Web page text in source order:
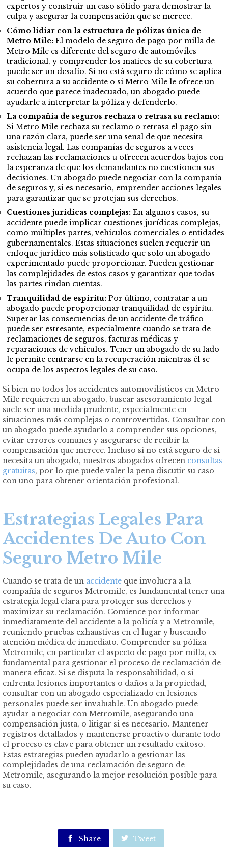
expertos y construir un caso sólido para demostrar la
culpa y asegurar la compensación que se merece.
Cómo lidiar con la estructura de pólizas única de
Metro Mile: El modelo de seguro de pago por milla de
Metro Mile es diferente del seguro de automóviles
tradicional, y comprender los matices de su cobertura
puede ser un desafío. Si no está seguro de cómo se aplica
su cobertura a su accidente o si Metro Mile le ofrece un
acuerdo que parece inadecuado, un abogado puede
ayudarle a interpretar la póliza y defenderlo.
La compañía de seguros rechaza o retrasa su reclamo:
Si Metro Mile rechaza su reclamo o retrasa el pago sin
una razón clara, puede ser una señal de que necesita
asistencia legal. Las compañías de seguros a veces
rechazan las reclamaciones u ofrecen acuerdos bajos con
la esperanza de que los demandantes no cuestionen sus
decisiones. Un abogado puede negociar con la compañía
de seguros y, si es necesario, emprender acciones legales
para garantizar que se protejan sus derechos.
Cuestiones jurídicas complejas: En algunos casos, su
accidente puede implicar cuestiones jurídicas complejas,
como múltiples partes, vehículos comerciales o entidades
gubernamentales. Estas situaciones suelen requerir un
enfoque jurídico más sofisticado que solo un abogado
experimentado puede proporcionar. Pueden gestionar
las complejidades de estos casos y garantizar que todas
las partes rindan cuentas.
Tranquilidad de espíritu: Por último, contratar a un
abogado puede proporcionar tranquilidad de espíritu.
Superar las consecuencias de un accidente de tráfico
puede ser estresante, especialmente cuando se trata de
reclamaciones de seguros, facturas médicas y
reparaciones de vehículos. Tener un abogado de su lado
le permite centrarse en la recuperación mientras él se
ocupa de los aspectos legales de su caso.
Si bien no todos los accidentes automovilísticos en Metro
Mile requieren un abogado, buscar asesoramiento legal
suele ser una medida prudente, especialmente en
situaciones más complejas o controvertidas. Consultar con
un abogado puede ayudarlo a comprender sus opciones,
evitar errores comunes y asegurarse de recibir la
compensación que merece. Incluso si no está seguro de si
necesita un abogado, nuestros abogados ofrecen consultas
gratuitas, por lo que puede valer la pena discutir su caso
con uno para obtener orientación profesional.
Estrategias Legales Para
Accidentes De Auto Con
Seguro Metro Mile
Cuando se trata de un accidente que involucra a la
compañía de seguros Metromile, es fundamental tener una
estrategia legal clara para proteger sus derechos y
maximizar su reclamación. Comience por informar
inmediatamente del accidente a la policía y a Metromile,
reuniendo pruebas exhaustivas en el lugar y buscando
atención médica de inmediato. Comprender su póliza
Metromile, en particular el aspecto de pago por milla, es
fundamental para gestionar el proceso de reclamación de
manera eficaz. Si se disputa la responsabilidad, o si
enfrenta lesiones importantes o daños a la propiedad,
consultar con un abogado especializado en lesiones
personales puede ser invaluable. Un abogado puede
ayudar a negociar con Metromile, asegurando una
compensación justa, o litigar si es necesario. Mantener
registros detallados y mantenerse proactivo durante todo
el proceso es clave para obtener un resultado exitoso.
Estas estrategias pueden ayudarlo a gestionar las
complejidades de una reclamación de seguro de
Metromile, asegurando la mejor resolución posible para
su caso.
 Share  Tweet